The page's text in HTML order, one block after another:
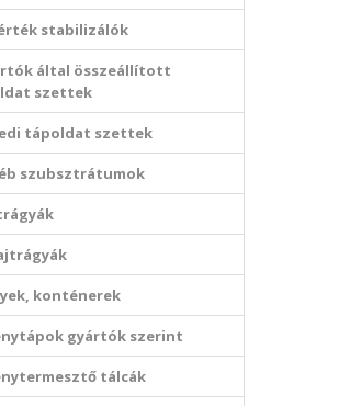
stabilizálók
által összeállított
szettek
tápoldat szettek
szubsztrátumok
konténerek
gyártók szerint
tálcák